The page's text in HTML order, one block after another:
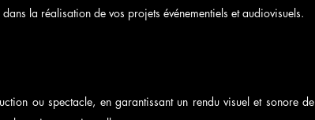
la réalisation de vos projets événementiels et audiovisuels.
ou spectacle, en garantissant un rendu visuel et sonore de